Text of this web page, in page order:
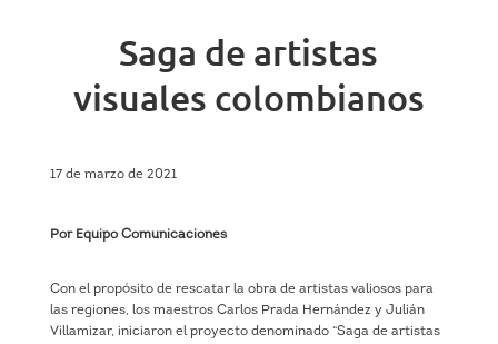
Saga de artistas
visuales colombianos
17 de marzo de 2021
Por Equipo Comunicaciones
Con el propósito de rescatar la obra de artistas valiosos para
las regiones, los maestros Carlos Prada Hernández y Julián
Villamizar, iniciaron el proyecto denominado “Saga de artistas